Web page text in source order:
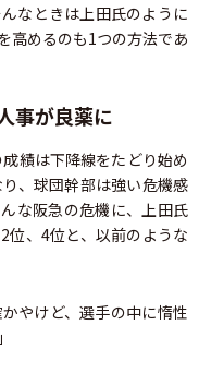
なときは上田氏のように
高めるのも1つの方法であ
事が良薬に
績は下降線をたどり始め
、球団幹部は強い危機感
な阪急の危機に、上田氏
位、4位と、以前のような
やけど、選手の中に惰性